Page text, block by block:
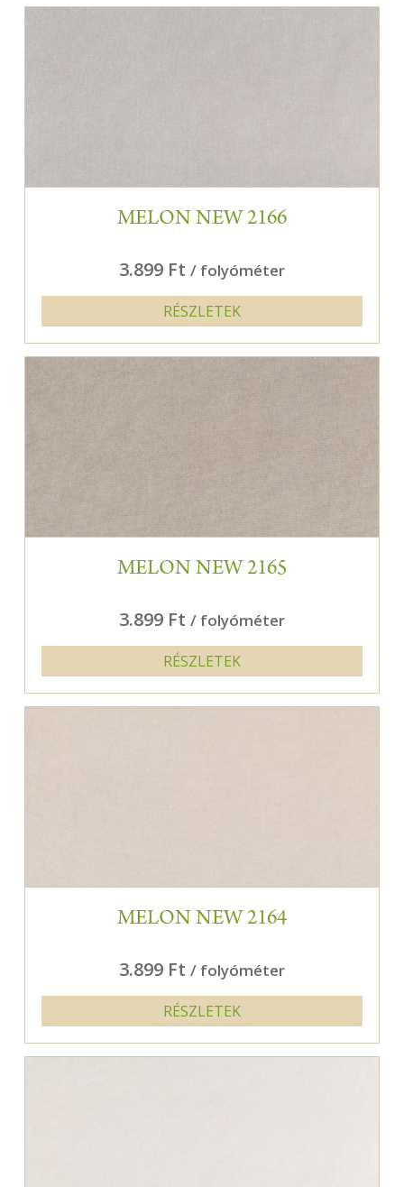
MELON NEW 2166
3.899 Ft / folyóméter
RÉSZLETEK
MELON NEW 2165
3.899 Ft / folyóméter
RÉSZLETEK
MELON NEW 2164
3.899 Ft / folyóméter
RÉSZLETEK